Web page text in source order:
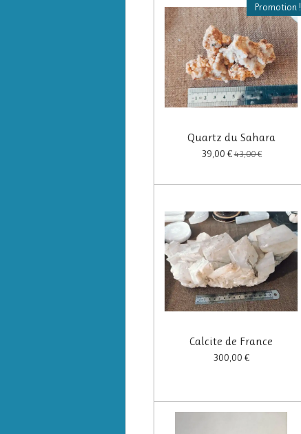
Promotion !
Quartz du Sahara
39,00 € 43,00 €
Calcite de France
300,00 €